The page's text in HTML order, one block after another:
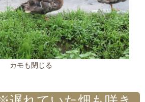
カモも閉じる